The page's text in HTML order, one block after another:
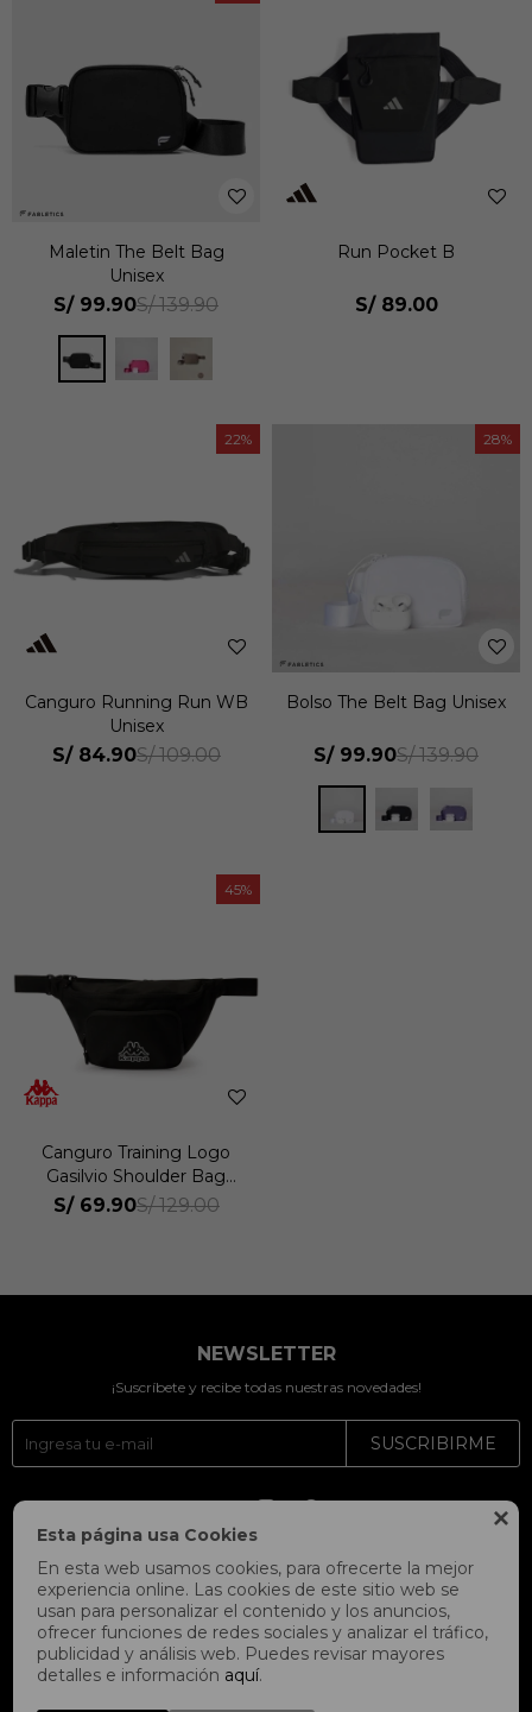

Esta página usa Cookies
En esta web usamos cookies, para ofrecerte la mejor
experiencia online. Las cookies de este sitio web se
usan para personalizar el contenido y los anuncios,
ofrecer funciones de redes sociales y analizar el tráfico,
publicidad y análisis web. Puedes revisar mayores
detalles e información aquí.
Maletin The Belt Bag
Unisex
S/ 99.90S/ 139.90
Run Pocket B
S/ 89.00
22
Canguro Running Run WB
Unisex
S/ 84.90S/ 109.00
28
Bolso The Belt Bag Unisex
S/ 99.90S/ 139.90
45
Canguro Training Logo
Gasilvio Shoulder Bag
Unisex
S/ 69.90S/ 129.00
NEWSLETTER
¡Suscríbete y recibe todas nuestras novedades!
SUSCRIBIRME